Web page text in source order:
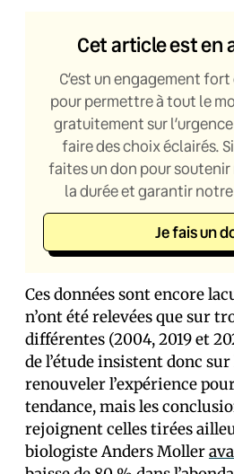
Cet article est en
C’est un engagement
pour permettre à tout le
gratuitement sur
faire des choix éclairés.
faites un don pour
la durée et garantir
Je fais un
Ces données sont encore
n’ont été relevées que sur
différentes (2004, 2019 et
de l’étude insistent donc sur
renouveler l’expérience
tendance, mais les
rejoignent celles tirées
biologiste Anders Moller